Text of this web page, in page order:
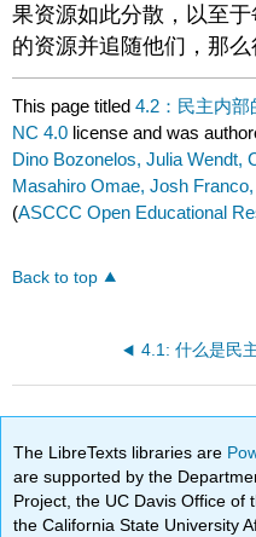
果资源如此分散，以至
的资源并追随他们，那么
This page titled4.2：民主内部
NC 4.0 license and was
Dino Bozonelos, Julia Wendt,
Masahiro Omae, Josh
(ASCCC Open Educational
Back to top
4.1: 什么是民
The LibreTexts libraries are
are supported by the
Project, the UC Davis Office of
the California State University